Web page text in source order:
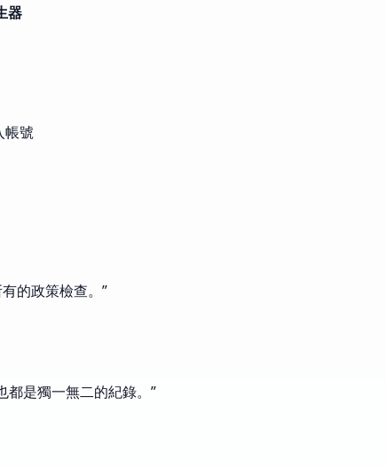
器
帳號
的政策檢查。 ”
是獨一無二的紀錄。 ”